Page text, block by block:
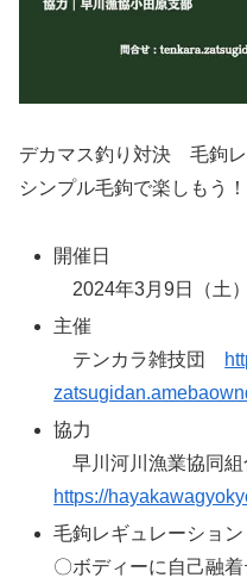
デカマス釣り対決 毛鉤
シンプル毛鉤で楽しもう！
開催日
2024年3月9日（土）
主催
テンカラ雑技団
協力
早川河川漁業協同
https://
毛鉤レギュレーション
〇ボディーに自己融